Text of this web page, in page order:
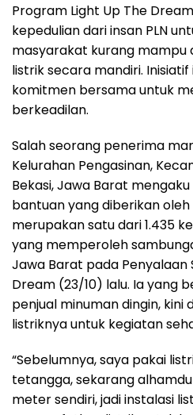
Program Light Up The
kepedulian dari insan PLN
masyarakat kurang mampu
listrik secara mandiri.
komitmen bersama untuk
berkeadilan.
Salah seorang penerima
Kelurahan Pengasinan,
Bekasi, Jawa Barat
bantuan yang diberikan oleh
merupakan satu dari 1.435
yang memperoleh
Jawa Barat pada Penyalaan
Dream (23/10) lalu. Ia yang
penjual minuman dingin,
listriknya untuk kegiatan
“Sebelumnya, saya pakai
tetangga, sekarang
meter sendiri, jadi instalasi